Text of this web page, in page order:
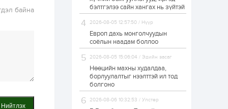
байна
Нийтлэх
байна” 150150 тусгай
дугаарыг
наймдугаар сарын
1 өдөр
“Чингис хаан” олон
улсын нисэх буудал
руу нийтийн тээврийн
автобус 24 цагаар
бэлтгэлээ сайн хангах нь зүйтэй
2026-08-05 12:57:50 / Нүүр
Европ дахь монголчуудын
соёлын наадам боллоо
2026-08-05 15:06:04 / Эдийн засаг
Нөөцийн махны худалдаа,
борлуулалтыг нээлттэй ил тод
болгоно
2026-08-06 10:32:53 / Улстөр